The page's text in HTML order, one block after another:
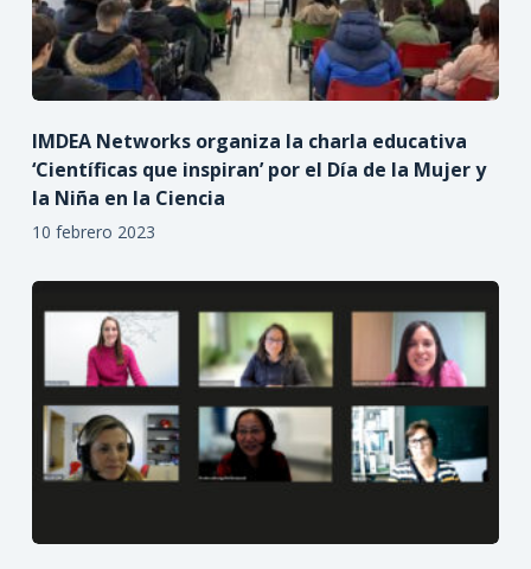
IMDEA Networks organiza la charla educativa
‘Científicas que inspiran’ por el Día de la Mujer y
la Niña en la Ciencia
10 febrero 2023